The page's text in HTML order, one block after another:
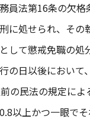
員法第16条の欠
刑に処せられ、そ
して懲戒免職の
行の日以後におい
前の民法の規定に
以上かつ一眼で